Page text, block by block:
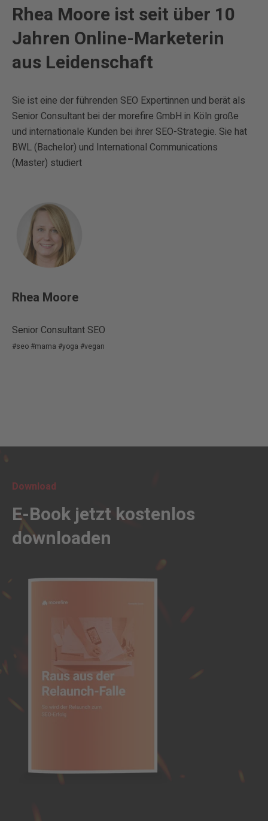
Rhea Moore ist seit über 10
Jahren Online-Marketerin
aus Leidenschaft
Sie ist eine der führenden SEO Expertinnen und berät als
Senior Consultant bei der morefire GmbH in Köln große
und internationale Kunden bei ihrer SEO-Strategie. Sie hat
BWL (Bachelor) und International Communications
(Master) studiert
Rhea Moore
Senior Consultant SEO
#seo #mama #yoga #vegan
Download
E-Book jetzt kostenlos
downloaden